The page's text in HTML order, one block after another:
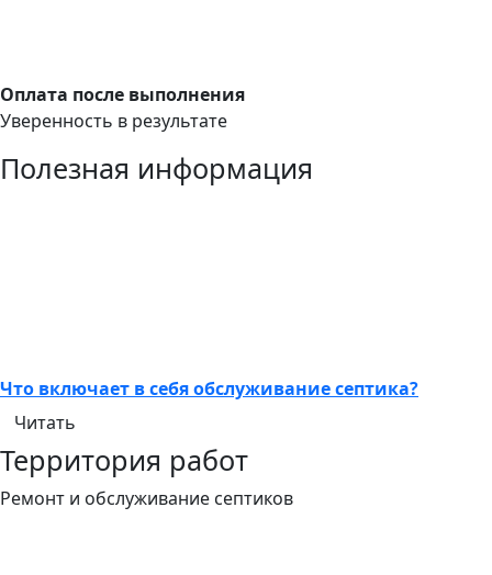
Оплата после выполнения
Уверенность в результате
Полезная информация
Что включает в себя обслуживание септика?
Читать
Территория работ
Ремонт и обслуживание септиков